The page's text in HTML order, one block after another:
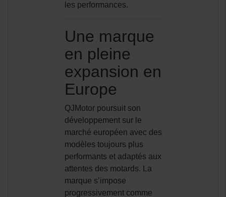
les performances.
Une marque
en pleine
expansion en
Europe
QJMotor poursuit son
développement sur le
marché européen avec des
modèles toujours plus
performants et adaptés aux
attentes des motards. La
marque s’impose
progressivement comme